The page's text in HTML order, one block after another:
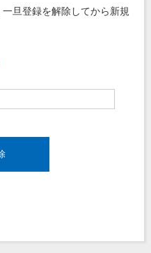
旦登録を解除してから新規